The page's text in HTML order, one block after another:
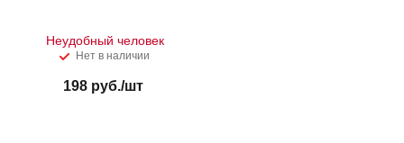
Неудобный человек
Нет в наличии
198руб./шт